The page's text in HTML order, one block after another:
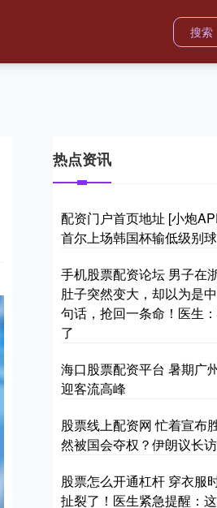
热点资讯
配资门户首页地址 [小炮
首尔上场韩国杯输低级别
手机股票配资论坛 男子在
肚子突然变大，却以为是
句话，抢回一条命！医生
了
海口股票配资平台 暑期广
迎客流高峰
股票线上配资网 忙着宣布
然被国会夺权？伊朗议长
股票怎么开通杠杆 穿衣服
扯裂了！医生紧急提醒：